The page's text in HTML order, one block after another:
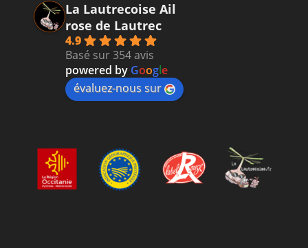
La Lautrecoise Ail
rose de Lautrec
4.9
Basé sur 354 avis
powered by Google
évaluez-nous sur